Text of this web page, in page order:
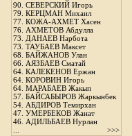
90. СЕВЕРСКИЙ Игорь
79. КЕРЦМАН Михаил
77. КОЖА-АХМЕТ Хасен
76. АХМЕТОВ Абдулла
73. ДАНАЕВ Нарбота
73. ТАУБАЕВ Максет
68. БАЙЖАНОВ Улан
66. АЯЗБАЕВ Сматай
64. КАЛЕКЕНОВ Ержан
64. КОРОВИН Игорь
64. МАРАБАЕВ Жакып
57. БАЙСАБЫРОВ Жаркынбек
54. АБДИРОВ Темирхан
47. УМЕРБЕКОВ Жанат
46. АДИЛЬБАЕВ Нурлан
>>>